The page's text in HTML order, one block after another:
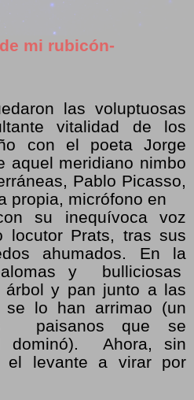
mi rubicón-
las voluptuosas
vitalidad de los
con el poeta Jorge
aquel meridiano nimbo
Pablo Picasso,
propia, micrófono en
su inequívoca voz
locutor Prats, tras sus
ahumados. En la
y bulliciosas
árbol y pan junto a las
se lo han arrimao (un
paisanos que se
dominó). Ahora, sin
el levante a virar por